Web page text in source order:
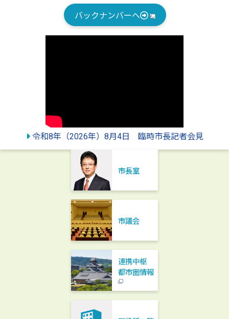
バックナンバーへ
令和8年（2026年）8月4日 臨時市長記者会見
市長室
市議会
連携中枢
都市圏情報